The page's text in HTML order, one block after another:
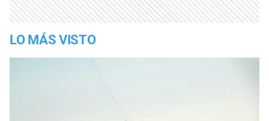
LO MÁS VISTO